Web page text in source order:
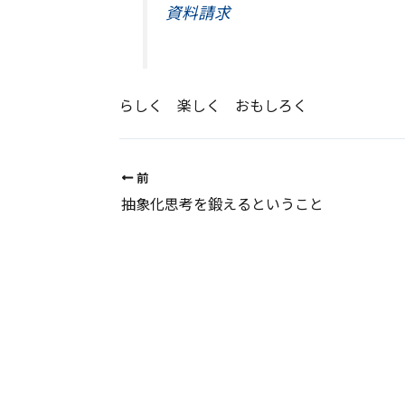
資料請求
らしく 楽しく おもしろく
前
抽象化思考を鍛えるということ